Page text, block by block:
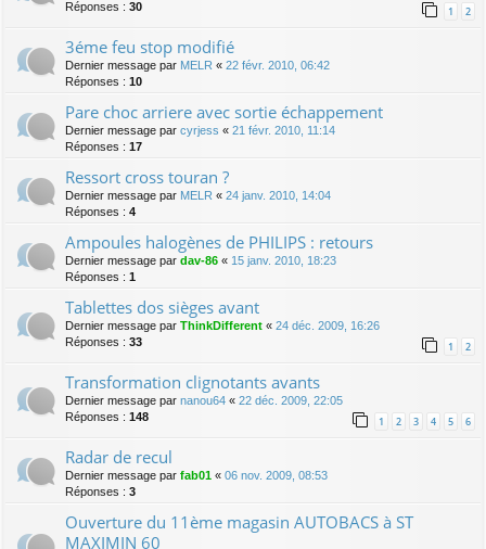
Réponses : 30 1 2
3éme feu stop modifié
Dernier message par MELR « 22 févr. 2010, 06:42
Réponses : 10
Pare choc arriere avec sortie échappement
Dernier message par cyrjess « 21 févr. 2010, 11:14
Réponses : 17
Ressort cross touran ?
Dernier message par MELR « 24 janv. 2010, 14:04
Réponses : 4
Ampoules halogènes de PHILIPS : retours
Dernier message par dav-86 « 15 janv. 2010, 18:23
Réponses : 1
Tablettes dos sièges avant
Dernier message par ThinkDifferent « 24 déc. 2009, 16:26
Réponses : 33 1 2
Transformation clignotants avants
Dernier message par nanou64 « 22 déc. 2009, 22:05
Réponses : 148 1 2 3 4 5 6
Radar de recul
Dernier message par fab01 « 06 nov. 2009, 08:53
Réponses : 3
Ouverture du 11ème magasin AUTOBACS à ST
MAXIMIN 60